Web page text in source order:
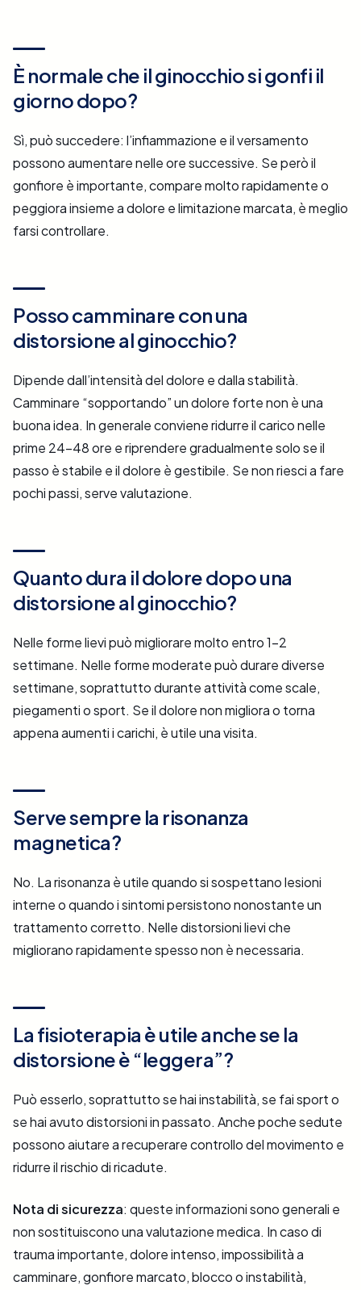
È normale che il ginocchio si gonfi il
giorno dopo?
Sì, può succedere: l’infiammazione e il versamento
possono aumentare nelle ore successive. Se però il
gonfiore è importante, compare molto rapidamente o
peggiora insieme a dolore e limitazione marcata, è meglio
farsi controllare.
Posso camminare con una
distorsione al ginocchio?
Dipende dall’intensità del dolore e dalla stabilità.
Camminare “sopportando” un dolore forte non è una
buona idea. In generale conviene ridurre il carico nelle
prime 24–48 ore e riprendere gradualmente solo se il
passo è stabile e il dolore è gestibile. Se non riesci a fare
pochi passi, serve valutazione.
Quanto dura il dolore dopo una
distorsione al ginocchio?
Nelle forme lievi può migliorare molto entro 1–2
settimane. Nelle forme moderate può durare diverse
settimane, soprattutto durante attività come scale,
piegamenti o sport. Se il dolore non migliora o torna
appena aumenti i carichi, è utile una visita.
Serve sempre la risonanza
magnetica?
No. La risonanza è utile quando si sospettano lesioni
interne o quando i sintomi persistono nonostante un
trattamento corretto. Nelle distorsioni lievi che
migliorano rapidamente spesso non è necessaria.
La fisioterapia è utile anche se la
distorsione è “leggera”?
Può esserlo, soprattutto se hai instabilità, se fai sport o
se hai avuto distorsioni in passato. Anche poche sedute
possono aiutare a recuperare controllo del movimento e
ridurre il rischio di ricadute.
Nota di sicurezza: queste informazioni sono generali e
non sostituiscono una valutazione medica. In caso di
trauma importante, dolore intenso, impossibilità a
camminare, gonfiore marcato, blocco o instabilità,